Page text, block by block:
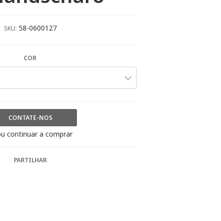
SKU: 58-0600127
COR
CONTATE-NOS
continuar a comprar
PARTILHAR